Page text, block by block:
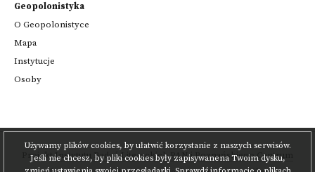
Używamy plików cookies, by ułatwić korzystanie z naszych serwisów.
Jeśli nie chcesz, by pliki cookies były zapisywanena Twoim dysku,
Geopolonistyka
O Geopolonistyce
Mapa
Instytucje
Osoby
ProjektInstytutu Badań Literackich PANiPoznańskiego Centrum